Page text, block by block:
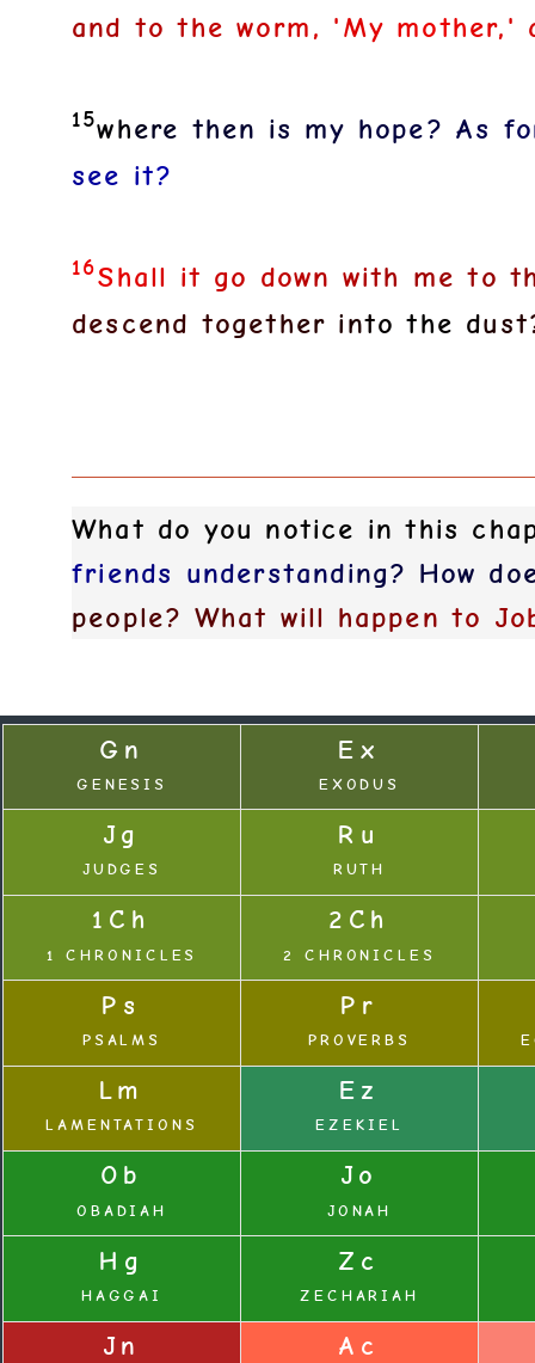
and to the worm, 'My mother,'
15where then is my hope? As fo
see it?
16Shall it go down with me to t
descend together into the dust
What do you notice in this
friends understanding? How do
people? What will happen to Jo
Gn
GENESIS
Ex
EXODUS
Jg
JUDGES
Ru
RUTH
1Ch
1 CHRONICLES
2Ch
2 CHRONICLES
Ps
PSALMS
Pr
PROVERBS
Lm
LAMENTATIONS
Ez
EZEKIEL
Ob
OBADIAH
Jo
JONAH
Hg
HAGGAI
Zc
ZECHARIAH
Jn Ac